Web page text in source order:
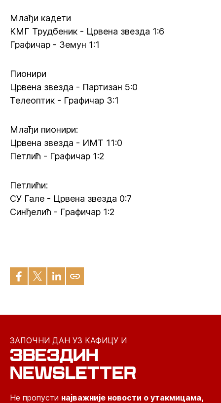
Млађи кадети
КМГ Трудбеник - Црвена звезда 1:6
Графичар - Земун 1:1
Пионири
Црвена звезда - Партизан 5:0
Телеоптик - Графичар 3:1
Млађи пионири:
Црвена звезда - ИМТ 11:0
Петлић - Графичар 1:2
Петлићи:
СУ Гале - Црвена звезда 0:7
Синђелић - Графичар 1:2
ЗАПОЧНИ ДАН УЗ КАФИЦУ И
ЗВЕЗДИН
NEWSLETTER
Не пропусти најважније новости о утакмицама,